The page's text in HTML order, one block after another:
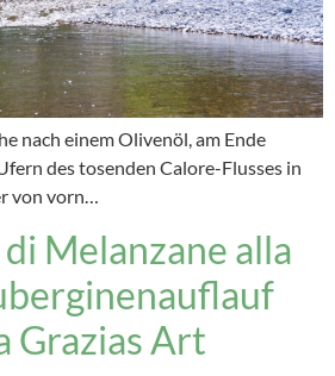
nach einem Olivenöl, am Ende
des tosenden Calore-Flusses in
von vorn…
Melanzane alla
Grazias Art